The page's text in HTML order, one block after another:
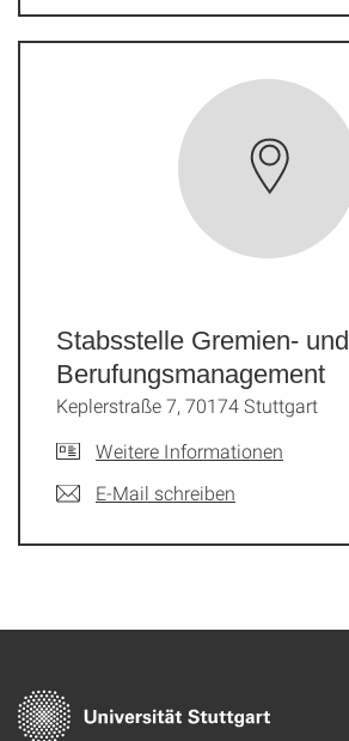
Stabsstelle Gremien- und
Berufungs­management
Keplerstraße 7, 70174 Stuttgart
Weitere Informationen
E-Mail schreiben